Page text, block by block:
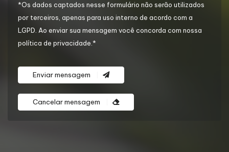
*Os dados captados nesse formulário não serão utilizados
por terceiros, apenas para uso interno de acordo com a
LGPD. Ao enviar sua mensagem você concorda com nossa
política de privacidade.*
Enviar mensagem
Cancelar mensagem